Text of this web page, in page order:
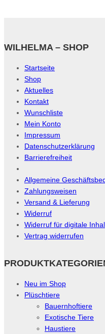
WILHELMA – SHOP
Startseite
Shop
Aktuelles
Kontakt
Wunschliste
Mein Konto
Impressum
Datenschutzerklärung
Barrierefreiheit
Allgemeine
Zahlungsweisen
Versand & Lieferung
Widerruf
Widerruf für digitale
Vertrag widerrufen
Neu im Shop
Plüschtiere
Bauernhoftiere
Exotische Tiere
Haustiere